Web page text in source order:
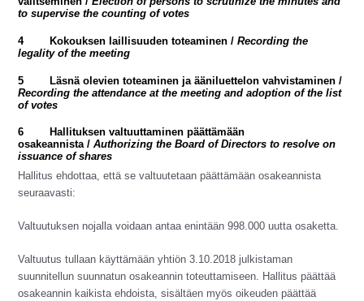
to supervise the counting of votes
4 Kokouksen laillisuuden toteaminen /Recording the
legality of the meeting
5
Läsnä olevien toteaminen ja ääniluettelon vahvistaminen /
Recording the attendance at the meeting and adoption of the list
of votes
6
Hallituksen valtuuttaminen päättämään
osakeannista /Authorizing the Board of Directors to resolve on
issuance of shares
Hallitus ehdottaa, että se valtuutetaan päättämään osakeannista
seuraavasti:
Valtuutuksen nojalla voidaan antaa enintään 998.000 uutta osaketta.
Valtuutus tullaan käyttämään yhtiön 3.10.2018 julkistaman
suunnitellun suunnatun osakeannin toteuttamiseen. Hallitus päättää
osakeannin kaikista ehdoista, sisältäen myös oikeuden päättää